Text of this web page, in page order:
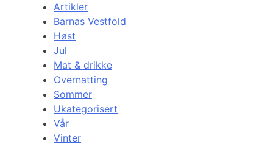
Artikler
Barnas Vestfold
Høst
Jul
Mat & drikke
Overnatting
Sommer
Ukategorisert
Vår
Vinter